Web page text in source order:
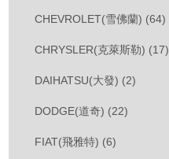
CHEVROLET(雪佛蘭) (64)
CHRYSLER(克萊斯勒) (17)
DAIHATSU(大發) (2)
DODGE(道奇) (22)
FIAT(飛雅特) (6)